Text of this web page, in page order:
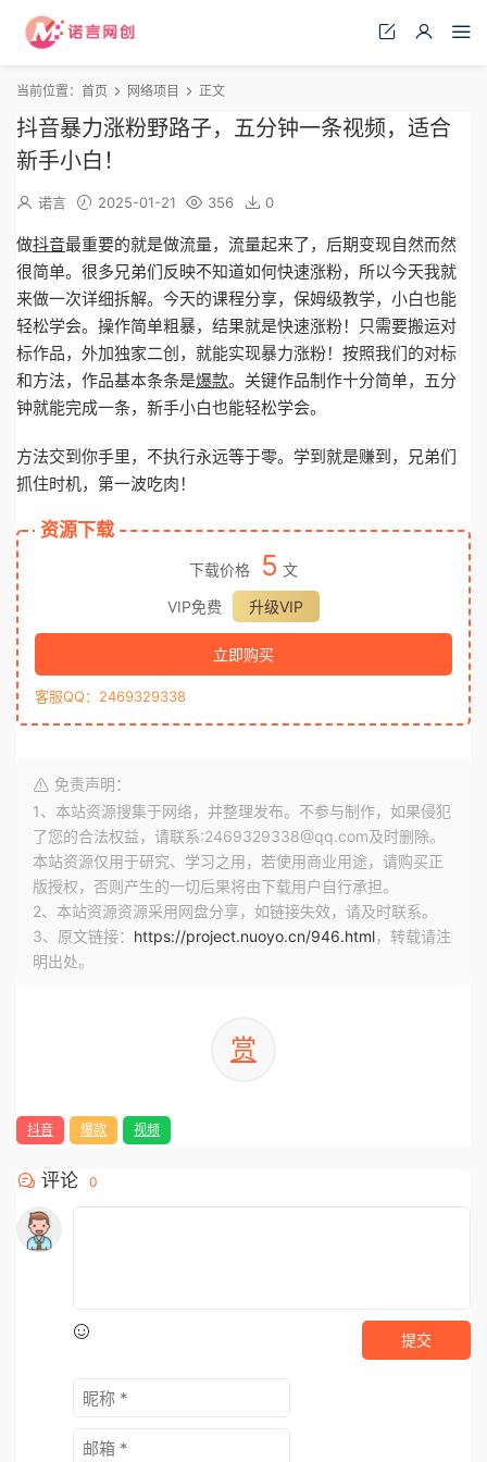
当前位置： 首页 网络项目 正文
抖音暴力涨粉野路子，五分钟一条视频，适合
新手小白！
诺言 2025-01-21 356 0
做抖音最重要的就是做流量，流量起来了，后期变现自然而然
很简单。很多兄弟们反映不知道如何快速涨粉，所以今天我就
来做一次详细拆解。今天的课程分享，保姆级教学，小白也能
轻松学会。操作简单粗暴，结果就是快速涨粉！只需要搬运对
标作品，外加独家二创，就能实现暴力涨粉！按照我们的对标
和方法，作品基本条条是爆款。关键作品制作十分简单，五分
钟就能完成一条，新手小白也能轻松学会。
方法交到你手里，不执行永远等于零。学到就是赚到，兄弟们
抓住时机，第一波吃肉！
资源下载
下载价格 5 文
VIP免费
升级VIP
立即购买
客服QQ：2469329338
免责声明：
1、本站资源搜集于网络，并整理发布。不参与制作，如果侵犯
了您的合法权益，请联系:2469329338@qq.com及时删除。
本站资源仅用于研究、学习之用，若使用商业用途，请购买正
版授权，否则产生的一切后果将由下载用户自行承担。
2、本站资源资源采用网盘分享，如链接失效，请及时联系。
3、原文链接： https://project.nuoyo.cn/946.html，转载请注
明出处。
赏
抖音 爆款 视频
评论 0
提交